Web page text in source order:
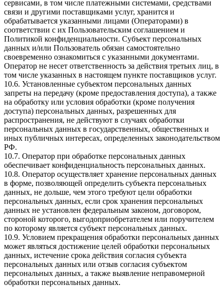
сервисами, в том числе платежными системами, средствами
связи и другими поставщиками услуг, хранится и
обрабатывается указанными лицами (Операторами) в
соответствии с их Пользовательским соглашением и
Политикой конфиденциальности. Субъект персональных
данных и/или Пользователь обязан самостоятельно
своевременно ознакомиться с указанными документами.
Оператор не несет ответственность за действия третьих лиц, в
том числе указанных в настоящем пункте поставщиков услуг.
10.6. Установленные субъектом персональных данных
запреты на передачу (кроме предоставления доступа), а также
на обработку или условия обработки (кроме получения
доступа) персональных данных, разрешенных для
распространения, не действуют в случаях обработки
персональных данных в государственных, общественных и
иных публичных интересах, определенных законодательством
РФ.
10.7. Оператор при обработке персональных данных
обеспечивает конфиденциальность персональных данных.
10.8. Оператор осуществляет хранение персональных данных
в форме, позволяющей определить субъекта персональных
данных, не дольше, чем этого требуют цели обработки
персональных данных, если срок хранения персональных
данных не установлен федеральным законом, договором,
стороной которого, выгодоприобретателем или поручителем
по которому является субъект персональных данных.
10.9. Условием прекращения обработки персональных данных
может являться достижение целей обработки персональных
данных, истечение срока действия согласия субъекта
персональных данных или отзыв согласия субъектом
персональных данных, а также выявление неправомерной
обработки персональных данных.